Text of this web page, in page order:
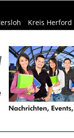
Kreis Herford